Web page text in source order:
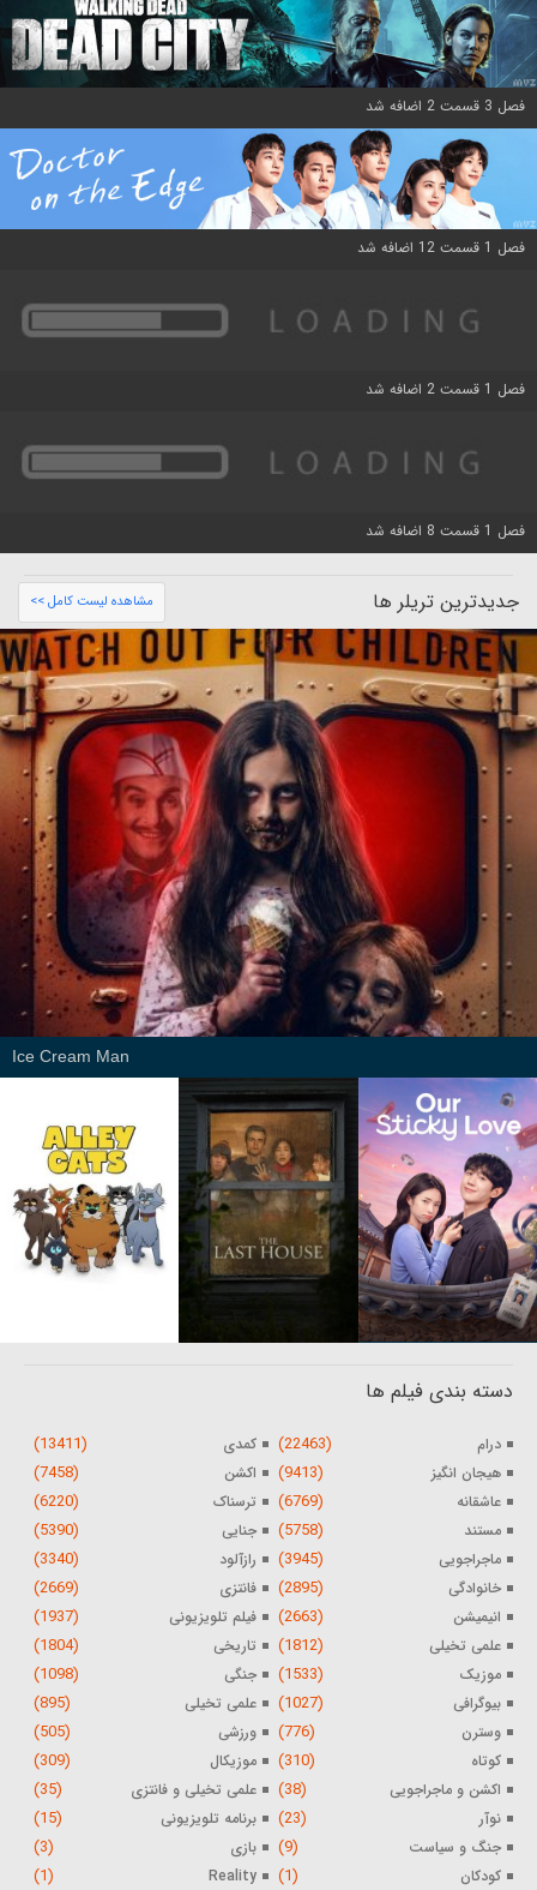
فصل 3 قسمت 2 اضافه شد
فصل 1 قسمت 12 اضافه شد
فصل 1 قسمت 2 اضافه شد
فصل 1 قسمت 8 اضافه شد
جدیدترین تریلر ها مشاهده لیست کامل >>
Ice Cream Man
دسته بندی فیلم ها
درام (22463) کمدی (13411)
هیجان انگیز (9413) اکشن (7458)
عاشقانه (6769) ترسناک (6220)
مستند (5758) جنایی (5390)
ماجراجویی (3945) رازآلود (3340)
خانوادگی (2895) فانتزی (2669)
انیمیشن (2663) فیلم تلویزیونی (1937)
علمی تخیلی (1812) تاریخی (1804)
موزیک (1533) جنگی (1098)
بیوگرافی (1027) علمی تخیلی (895)
وسترن (776) ورزشی (505)
کوتاه (310) موزیکال (309)
اکشن و ماجراجویی (38) علمی تخیلی و فانتزی (35)
نوآر (23) برنامه تلویزیونی (15)
جنگ و سیاست (9) بازی (3)
کودکان (1)
Reality
(1)